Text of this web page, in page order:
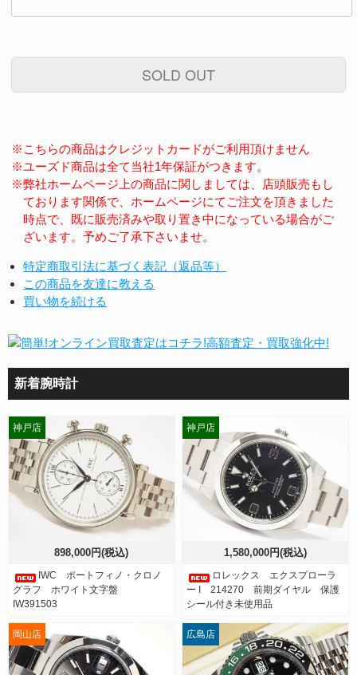
SOLD OUT
※こちらの商品はクレジットカードがご利用頂けません
※ユーズド商品は全て当社1年保証がつきます。
※弊社ホームページ上の商品に関しましては、店頭販売もし
ております関係で、ホームページにてご注文を頂きました
時点で、既に販売済みや取り置き中になっている場合がご
ざいます。予めご了承下さいませ。
特定商取引法に基づく表記（返品等）
この商品を友達に教える
買い物を続ける
新着腕時計
898,000円(税込)
IWC ポートフィノ・クロノ
グラフ ホワイト文字盤
IW391503
神戸店
1,580,000円(税込)
ロレックス エクスプローラ
ー I 214270 前期ダイヤル 保護
シール付き未使用品
神戸店
岡山店 広島店